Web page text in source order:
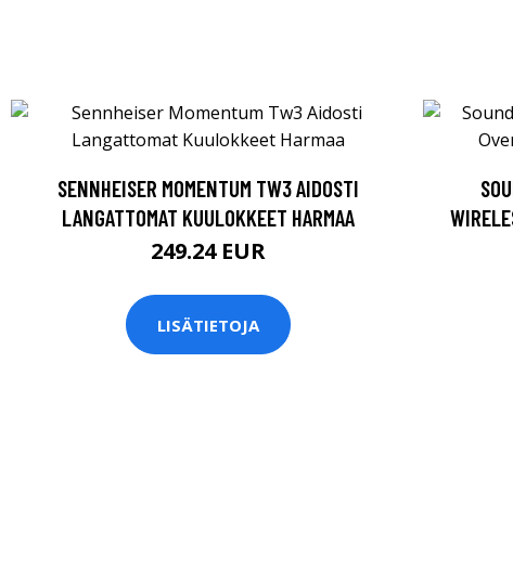
SENNHEISER MOMENTUM TW3 AIDOSTI
LANGATTOMAT KUULOKKEET HARMAA
249.24 EUR
LISÄTIETOJA